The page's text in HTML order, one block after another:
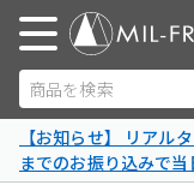
商品を検索
【お知らせ】 リアル
までのお振り込みで当